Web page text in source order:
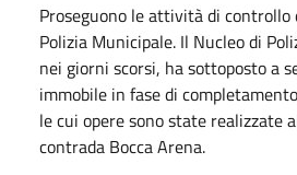
Proseguono le attività di
Polizia Municipale. Il Nucleo di
nei giorni scorsi, ha sottoposto a
immobile in fase di
le cui opere sono state realizzate
contrada Bocca Arena.